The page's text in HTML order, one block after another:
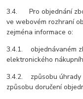
3.4. Pro objednání
ve webovém rozhraní
zejména informace o:
3.4.1. objednávaném
elektronického
3.4.2. způsobu úhrady
způsobu doručení